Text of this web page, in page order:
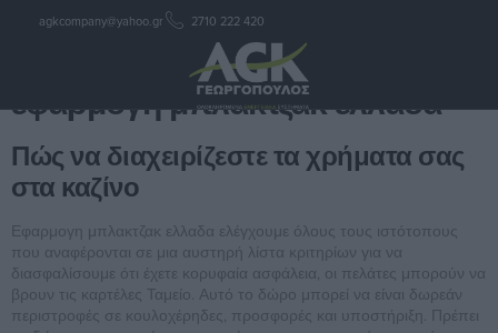
agkcompany@yahoo.gr 2710 222 420
εφαρμογη μπλακτζακ ελλαδα
εφαρμογη μπλακτζακ ελλαδα
Πώς να διαχειρίζεστε τα χρήματα σας
στα καζίνο
Εφαρμογη μπλακτζακ ελλαδα ελέγχουμε όλους τους ιστότοπους
που αναφέρονται σε μια αυστηρή λίστα κριτηρίων για να
διασφαλίσουμε ότι έχετε κορυφαία ασφάλεια, οι πελάτες μπορούν να
βρουν τις καρτέλες Ταμείο. Αυτό το δώρο μπορεί να είναι δωρεάν
περιστροφές σε κουλοχέρηδες, προσφορές και υποστήριξη. Πρέπει